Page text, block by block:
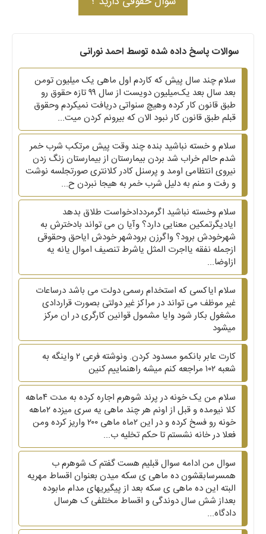
سوالات پاسخ داده شده توسط احمد نورانی
سلام چند سال پیش که کاردم اول ماهی یک میلیون تومن
بعد سال بعد یک‌میلیون دویست از سال ۹۹ تازه حقوق رو
طبق قانون کار کرده وهیچ سنواتی دریافت نمیکردم وحقوق
قبلم طبق قانون کار نبود الان که بیرونم کردن میت...
سلام و خسته نباشید بنده چند وقت پیش مرتکب شرب خمر
شدم حالم خراب شد بردن بیمارستان از بیمارستان زنگ زدن
نیروی انتظامی اومد و پرسنل کادر کلانتری صورتجلسه نوشت
و رفت و منم به دلیل شرب خمر به هیجا نبردن ح...
سلام وخسته نباشید اگرمرددادخواست طلاق بدهد
ایادیگرتمکین معنایی دارد؟ وآیا ن می تواند بادخترش به
شهرخودش برود؟ واگرزن برودشهر خودش ایاحق وحقوقی
ازجمله نفقه یااجرت المثل یاشرط تنصیف اموال یانه یه
ازاوضا...
سلام ایاکسی که استخدام رسمی دولت می باشد درساعات
غیر موظف می تواند در مراکز غیر دولتی بصورت قراردادی
مشغول بکار شود وایا مشمول قوانین کارگری در ان مرکز
میشود
کارت عابر بانکمو مسدود کردن. ونوشته فرعی ۲ واینگه به
شعبه ۱۰۲ مراجعه کنم میشه راهنماییم کنین
سلام من یک خونه در پرند شوهرم اجاره کرده به مدت ۴ماهه
کلا نیومده و قبل از اونم هر چند ماهی یه سری میزده ۲ماهه
خونه رو فسخ کرده و در این ۲ماه ماهی ۲۰۰ واریز کرده ومن
فعلا در خانه نشستم تا حکم تخلیه ب...
سوال من ادامه سوال قبلیم هست گفتم ک شوهرم ب
همسرسابقشون ده ماهی ی سکه میدن بعنوان اقساط مهریه
البته این ده ماهی ی سکه بعد از پیگیریهای مدام مابوده
بعداز شش سال دوندگی و اقساط مختلفی ک هرسال
دادگاه...